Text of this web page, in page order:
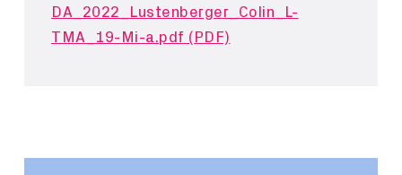
DA_2022_Lustenberger_Colin_L-
TMA_19-Mi-a.pdf (PDF)